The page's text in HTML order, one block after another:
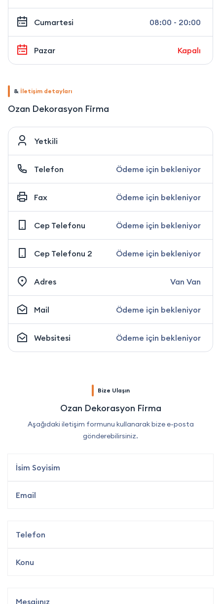
Cumartesi 08:00 - 20:00
Pazar Kapalı
& İletişim detayları
Ozan Dekorasyon Firma
Yetkili
Telefon Ödeme için bekleniyor
Fax Ödeme için bekleniyor
Cep Telefonu Ödeme için bekleniyor
Cep Telefonu 2 Ödeme için bekleniyor
Adres Van Van
Mail Ödeme için bekleniyor
Websitesi Ödeme için bekleniyor
Bize Ulaşın
Ozan Dekorasyon Firma
Aşağıdaki iletişim formunu kullanarak bize e-posta
gönderebilirsiniz.